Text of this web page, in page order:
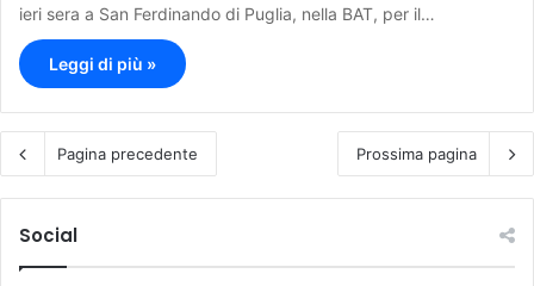
ieri sera a San Ferdinando di Puglia, nella BAT, per il…
Leggi di più »
Pagina precedente Prossima pagina
Social